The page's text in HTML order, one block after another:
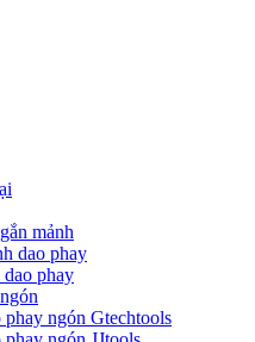
mảnh
dao phay
dao phay
phay ngón Gtechtools